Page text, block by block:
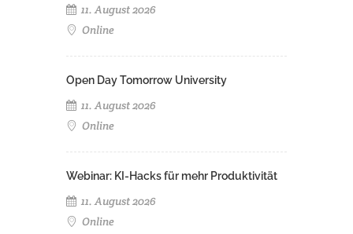
11. August 2026
Online
Open Day Tomorrow University
11. August 2026
Online
Webinar: KI-Hacks für mehr Produktivität
11. August 2026
Online